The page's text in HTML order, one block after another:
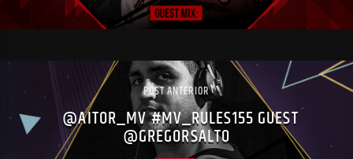
POST ANTERIOR
@AITOR_MV #MV_RULES155 GUEST
@GREGORSALTO